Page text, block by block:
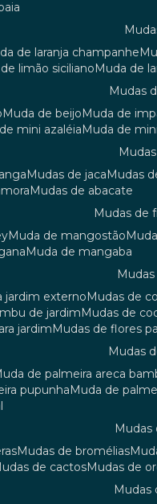
de laranja champanhe
de limão siciliano muda de
mudas
muda de beijo muda de
de mini azaléia
muda de
mudas de jaca mudas
mudas de abacate
mudas
muda de mangostão
muda de mangaba
jardim externo mudas de
de jardim mudas de
jardim
mudas de flores
mudas
muda de palmeira areca
pupunha muda de
mudas de bromélias
mudas de cactos mudas de